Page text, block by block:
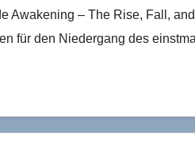
Awakening – The Rise, Fall,
für den Niedergang des